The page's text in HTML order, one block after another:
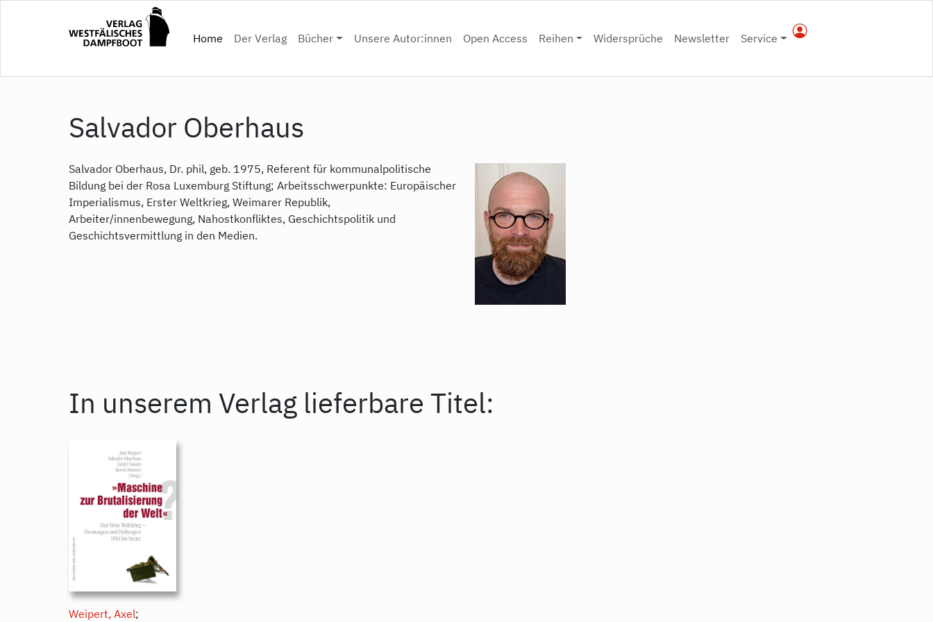
Home(current)
Der Verlag Bücher Unsere Autor:innen Open Access Reihen Widersprüche Newsletter Service
Salvador Oberhaus
Salvador Oberhaus, Dr. phil, geb. 1975, Referent für kommunalpolitische
Bildung bei der Rosa Luxemburg Stiftung; Arbeitsschwerpunkte: Europäischer
Imperialismus, Erster Weltkrieg, Weimarer Republik,
Arbeiter/innenbewegung, Nahostkonfliktes, Geschichtspolitik und
Geschichtsvermittlung in den Medien.
In unserem Verlag lieferbare Titel:
Weipert, Axel;